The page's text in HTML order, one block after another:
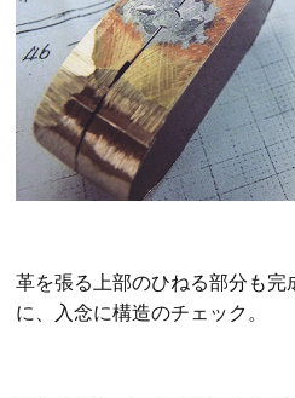
革を張る上部のひねる部分も完
に、入念に構造のチェック。